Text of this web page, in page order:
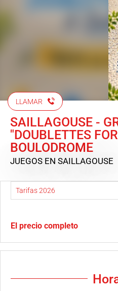
LLAMAR
SAILLAGOUSE -
"DOUBLETTES
BOULODROME
JUEGOS EN SAILLAGOUSE
El precio completo